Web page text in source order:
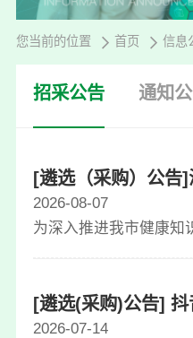
您当前的位置 首页 信息
招采公告 通知
[遴选（采购）公告
2026-08-07
为深入推进我市健康知
[遴选(采购)公告]
2026-07-14